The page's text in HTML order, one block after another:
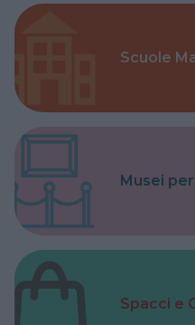
Scuole
Musei
Spacci e